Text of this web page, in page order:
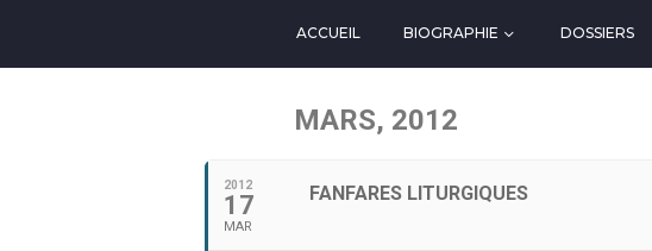
ACCUEIL BIOGRAPHIE DOSSIERS
MARS, 2012
2012
17
MAR
FANFARES LITURGIQUES